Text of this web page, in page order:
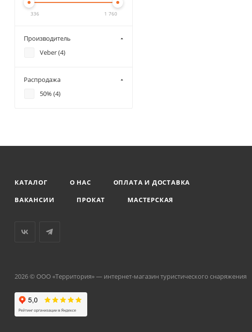
336 1 760
Производитель
Veber (4)
Распродажа
50% (4)
КАТАЛОГ О НАС
ОПЛАТА И ДОСТАВКА
ВАКАНСИИ
ПРОКАТ МАСТЕРСКАЯ
2026 © ООО «Территория» — интернет-магазин туристического снаряжения